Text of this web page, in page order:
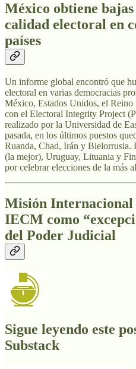
México obtiene
calidad electoral en
países
Un informe global encontró que
electoral en varias democracias
México, Estados Unidos, el
con el Electoral Integrity Project
realizado por la Universidad de
pasada, en los últimos puestos
Ruanda, Chad, Irán y Bielorrusia.
(la mejor), Uruguay, Lituania y
por celebrar elecciones de la más
Misión Internacional
IECM como
del Poder Judicial
Sigue leyendo este
Substack